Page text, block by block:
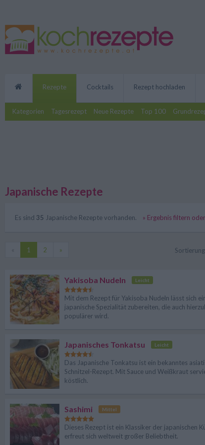
Rezepte
Kategorien Tagesrezept Neue Rezepte Top 100
Cocktails Rezept hochladen
Japanische Rezepte
Es sind 35 Japanische Rezepte vorhanden. » Ergebnis filtern
1 2 » Sortierung
Yakisoba Nudeln Leicht
Mit dem Rezept für Yakisoba Nudeln lässt sich
japanische Spezialität zubereiten, die auch
populärer wird.
Japanisches Tonkatsu Leicht
Das Japanische Tonkatsu ist ein bekanntes
Schnitzel-Rezept. Mit Sauce und Weißkraut
köstlich.
Sashimi Mittel
Dieses Rezept ist ein Klassiker der japanischen
erfreut sich weltweit großer Beliebtheit.